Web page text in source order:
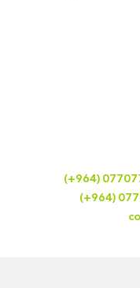
(+964)
(+964)